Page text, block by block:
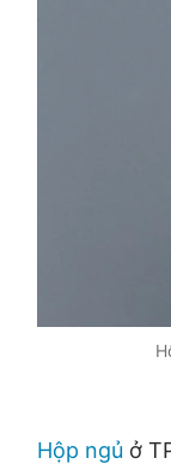
Hộp ngủ ở